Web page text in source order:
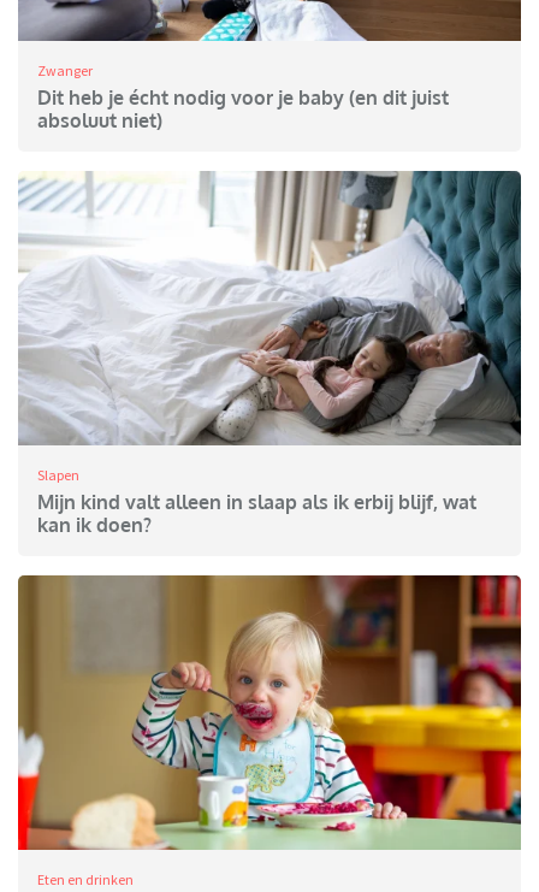
Zwanger
Dit heb je écht nodig voor je baby (en dit juist
absoluut niet)
Slapen
Mijn kind valt alleen in slaap als ik erbij blijf, wat
kan ik doen?
Eten en drinken